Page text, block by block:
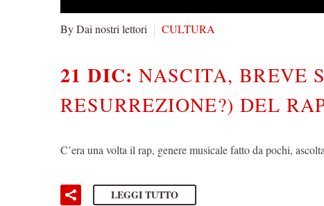
By Dai nostri lettori CULTURA
21 DIC:NASCITA, BREVE
RESURREZIONE?) DEL
C’era una volta il rap, genere musicale fatto da pochi,
LEGGI TUTTO